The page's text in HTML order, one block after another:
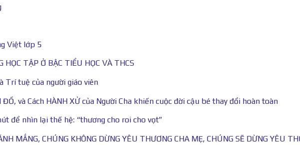
Việt lớp 5
HỌC TẬP Ở BẬC TIỂU HỌC VÀ THCS
Trí tuệ của người giáo viên
và Cách HÀNH XỬ của Người Cha khiến cuộc đời cậu bé thay đổi hoàn toàn
để nhìn lại thế hệ: “thương cho roi cho vọt”
MẮNG, CHÚNG KHÔNG DỪNG YÊU THƯƠNG CHA MẸ, CHÚNG SẼ DỪNG YÊU